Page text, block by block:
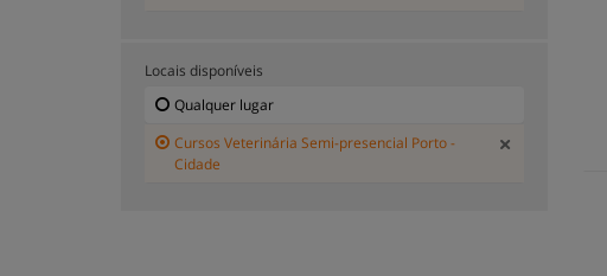
Locais disponíveis
Qualquer lugar
Cursos Veterinária Semi-presencial Porto -
Cidade